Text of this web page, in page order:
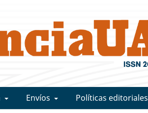
Envíos Políticas editoriales